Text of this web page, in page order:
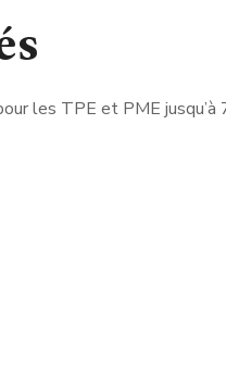
les TPE et PME